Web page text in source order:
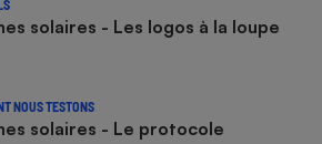
solaires - Les logos à la loupe
NOUS TESTONS
solaires - Le protocole